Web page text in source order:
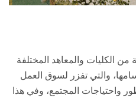
والمعاهد المختلفة
والتي تفزر لسوق العمل
واحتياجات المجتمع، ‏وفي هذا